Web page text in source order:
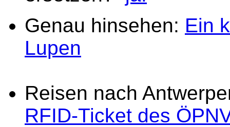
Genau hinsehen: Ein
Lupen
Reisen nach
RFID-Ticket des